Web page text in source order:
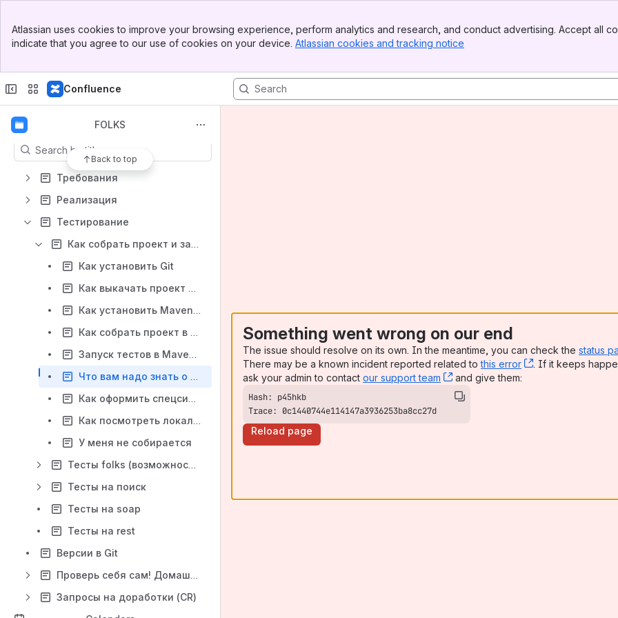
Top Bar
Sidebar
Atlassian uses cookies to improve your browsing experience, perform analytics and research, and conduct advertising. Accept all
indicate that you agree to our use of cookies on your device. Atlassian cookies and tracking notice
Confluence
Apps
FOLKS
Back to top
Content
Results will update as you type.
Требования
Реализация
Тестирование
Как собрать проект и запустить тесты
Как установить Git
Как выкачать проект из Git к себе на компьютер
Как установить Maven на Windows?
Как собрать проект в Maven
Запуск тестов в Maven через командную строку
Что вам надо знать о командной строке
Как оформить спецсимволы в запросе?
Как посмотреть локальные изменения
У меня не собирается
Тесты folks (возможности и ограничения)
Тесты на поиск
Тесты на soap
Тесты на rest
Версии в Git
Проверь себя сам! Домашние задания
Запросы на доработки (CR)
Something went wrong on our end
The issue should resolve on its own. In the meantime, you can check the status
There may be a known incident reported related tothis error , (opens new
. If it keeps
ask your admin to contact our support team , (opens new window)
and give them:
Trace: 0c1440744e114147a3936253ba8cc27d
Reload page